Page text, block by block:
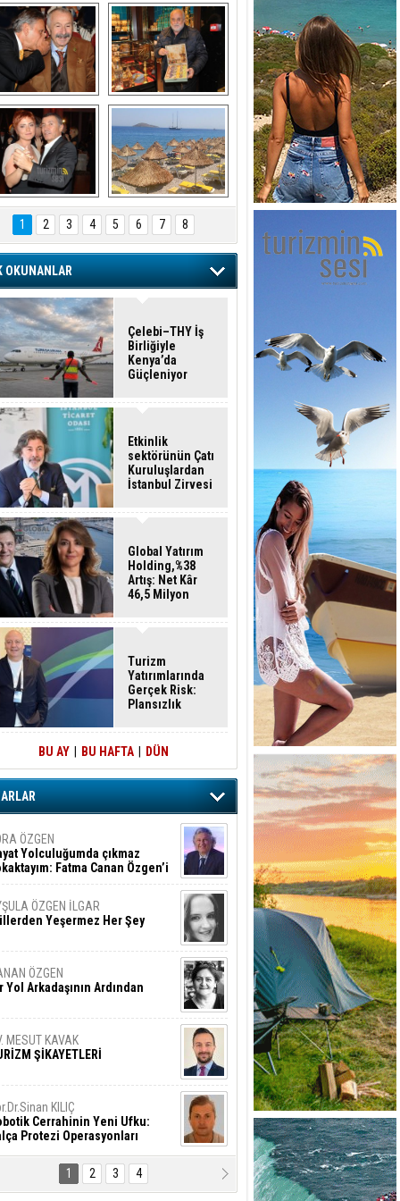
ULUSOY ve
BAĞLIKAYA
Avni Ongurlar ile
DEDEMAN
TATİL
1
2 3 4 5 6 7 8
OKUNANLAR
Çelebi–THY İş
Birliğiyle
Kenya’da
Güçleniyor
Etkinlik
sektörünün Çatı
Kuruluşlardan
İstanbul Zirvesi
Global Yatırım
Holding,%38
Artış: Net Kâr
46,5 Milyon
Turizm
Yatırımlarında
Gerçek Risk:
Plansızlık
BU AY BU HAFTA DÜN
ÖZGEN
Yolculuğumda çıkmaz
Fatma Canan Özgen’i
ÖZGEN İLGAR
Yeşermez Her Şey
ÖZGEN
Yol Arkadaşının Ardından
MESUT KAVAK
ŞİKAYETLERİ
KILIÇ
Cerrahinin Yeni Ufku:
Protezi Operasyonları
BAŞAN
Şaşırmayacağız
1 2 3 4